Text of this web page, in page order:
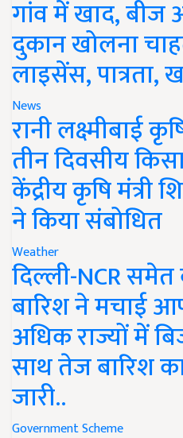
गांव में खाद,
दुकान खोलना
लाइसेंस, पात्रता,
News
रानी लक्ष्मीबाई
तीन दिवसीय
केंद्रीय कृषि मंत्री
ने किया संबोधित
Weather
दिल्ली-NCR
बारिश ने मचाई
अधिक राज्यों में
साथ तेज बारिश
जारी..
Government Scheme